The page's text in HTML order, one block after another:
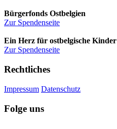
Bürgerfonds Ostbelgien
Zur Spendenseite
Ein Herz für ostbelgische Kinder
Zur Spendenseite
Rechtliches
Impressum Datenschutz
Folge uns